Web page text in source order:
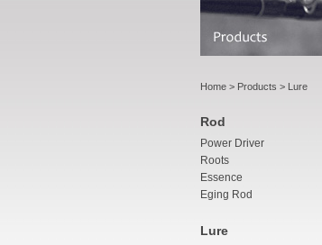
Home > Products > Lure
Rod
Power Driver
Roots
Essence
Eging Rod
Lure